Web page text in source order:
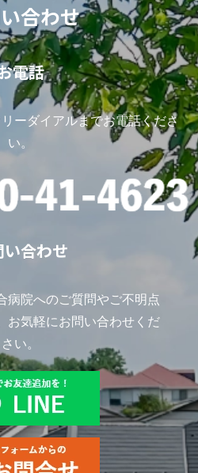
合わせ
電話
ーダイアルまでお電話くださ
い。
い合わせ
病院へのご質問やご不明点
お気軽にお問い合わせくだ
さい。